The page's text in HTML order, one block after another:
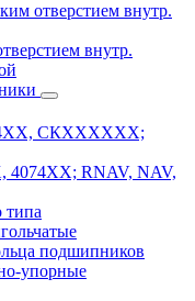
отверстием внутр.
внутр.
СКХХХХХХ;
4074ХХ; RNAV, NAV,
типа
подшипников
упорные